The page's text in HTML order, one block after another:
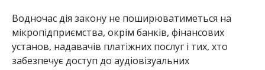
Водночас дія закону не поширюватиметься на
мікропідприємства, окрім банків, фінансових
установ, надавачів платіжних послуг і тих, хто
забезпечує доступ до аудіовізуальних